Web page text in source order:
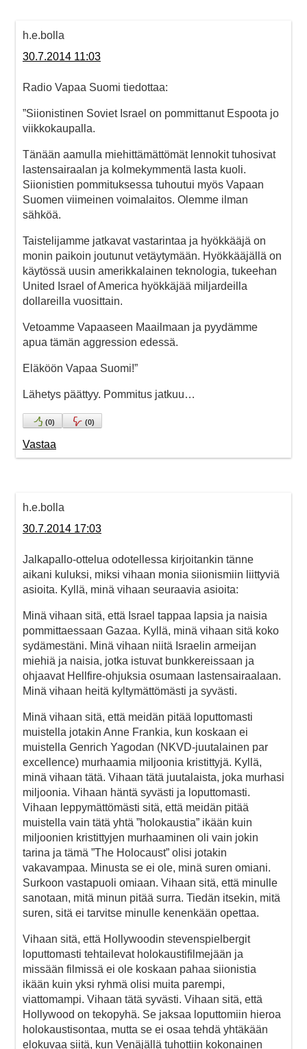
h.e.bolla
30.7.2014 11:03
Radio Vapaa Suomi tiedottaa:
”Siionistinen Soviet Israel on pommittanut Espoota jo
viikkokaupalla.
Tänään aamulla miehittämättömät lennokit tuhosivat
lastensairaalan ja kolmekymmentä lasta kuoli.
Siionistien pommituksessa tuhoutui myös Vapaan
Suomen viimeinen voimalaitos. Olemme ilman
sähköä.
Taistelijamme jatkavat vastarintaa ja hyökkääjä on
monin paikoin joutunut vetäytymään. Hyökkääjällä on
käytössä uusin amerikkalainen teknologia, tukeehan
United Israel of America hyökkäjää miljardeilla
dollareilla vuosittain.
Vetoamme Vapaaseen Maailmaan ja pyydämme
apua tämän aggression edessä.
Eläköön Vapaa Suomi!”
Lähetys päättyy. Pommitus jatkuu…
(0) (0)
Vastaa
h.e.bolla
30.7.2014 17:03
Jalkapallo-ottelua odotellessa kirjoitankin tänne
aikani kuluksi, miksi vihaan monia siionismiin liittyviä
asioita. Kyllä, minä vihaan seuraavia asioita:
Minä vihaan sitä, että Israel tappaa lapsia ja naisia
pommittaessaan Gazaa. Kyllä, minä vihaan sitä koko
sydämestäni. Minä vihaan niitä Israelin armeijan
miehiä ja naisia, jotka istuvat bunkkereissaan ja
ohjaavat Hellfire-ohjuksia osumaan lastensairaalaan.
Minä vihaan heitä kyltymättömästi ja syvästi.
Minä vihaan sitä, että meidän pitää loputtomasti
muistella jotakin Anne Frankia, kun koskaan ei
muistella Genrich Yagodan (NKVD-juutalainen par
excellence) murhaamia miljoonia kristittyjä. Kyllä,
minä vihaan tätä. Vihaan tätä juutalaista, joka murhasi
miljoonia. Vihaan häntä syvästi ja loputtomasti.
Vihaan leppymättömästi sitä, että meidän pitää
muistella vain tätä yhtä ”holokaustia” ikään kuin
miljoonien kristittyjen murhaaminen oli vain jokin
tarina ja tämä ”The Holocaust” olisi jotakin
vakavampaa. Minusta se ei ole, minä suren omiani.
Surkoon vastapuoli omiaan. Vihaan sitä, että minulle
sanotaan, mitä minun pitää surra. Tiedän itsekin, mitä
suren, sitä ei tarvitse minulle kenenkään opettaa.
Vihaan sitä, että Hollywoodin stevenspielbergit
loputtomasti tehtailevat holokaustifilmejään ja
missään filmissä ei ole koskaan pahaa siionistia
ikään kuin yksi ryhmä olisi muita parempi,
viattomampi. Vihaan tätä syvästi. Vihaan sitä, että
Hollywood on tekopyhä. Se jaksaa loputtomiin hieroa
holokaustisontaa, mutta se ei osaa tehdä yhtäkään
elokuvaa siitä, kun Venäjällä tuhottiin kokonainen